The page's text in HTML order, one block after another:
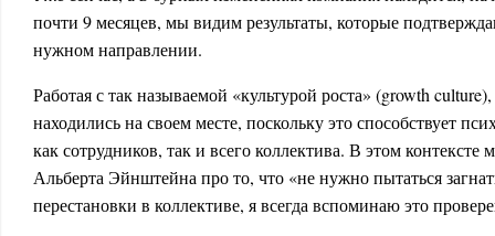
почти 9 месяцев, мы видим результаты, которые
нужном направлении.
Работая с так называемой «культурой роста» (growth
находились на своем месте, поскольку это способствует
как сотрудников, так и всего коллектива. В этом контексте
Альберта Эйнштейна про то, что «не нужно пытаться
перестановки в коллективе, я всегда вспоминаю это